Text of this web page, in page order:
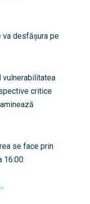
va desfășura pe
vulnerabilitatea
critice
se face prin
16:00: